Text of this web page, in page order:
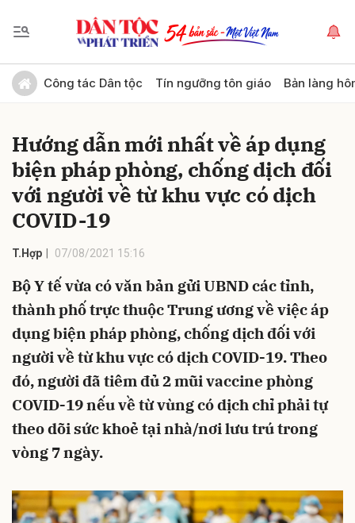
Công tác Dân tộc Tín ngưỡng tôn giáo Bản làng
Hướng dẫn mới nhất về áp dụng
biện pháp phòng, chống dịch đối
với người về từ khu vực có dịch
COVID-19
T.Hợp 07/08/2021 15:16
Bộ Y tế vừa có văn bản gửi UBND các tỉnh,
thành phố trực thuộc Trung ương về việc áp
dụng biện pháp phòng, chống dịch đối với
người về từ khu vực có dịch COVID-19. Theo
đó, người đã tiêm đủ 2 mũi vaccine phòng
COVID-19 nếu về từ vùng có dịch chỉ phải tự
theo dõi sức khoẻ tại nhà/nơi lưu trú trong
vòng 7 ngày.
Gửi bình luận